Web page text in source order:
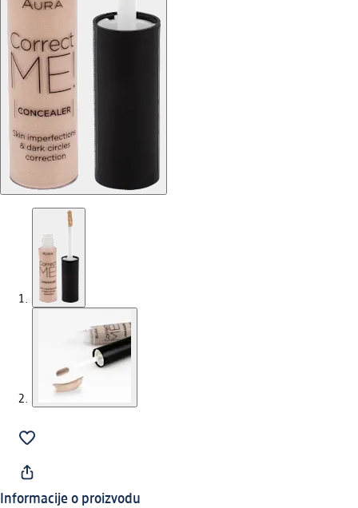
Informacije o proizvodu